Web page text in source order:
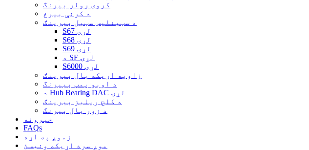
کروی رولر بیرنگ
د کرنې بیرغ
د سټینلیس سټیل بیرینګ
S67 لړۍ
S68 لړۍ
S69 لړۍ
د SF لړۍ
S6000 لړۍ
زاویه اړیکه بال بیرینګ
د اوبو پمپ بییرنگ
د Hub Bearing DAC لړۍ
د کلچ ریلیز بیرینګ
د زور بال بیرنگ
خبرونه
FAQs
زموږ په اړه
موږ سره اړیکه ونیسئ